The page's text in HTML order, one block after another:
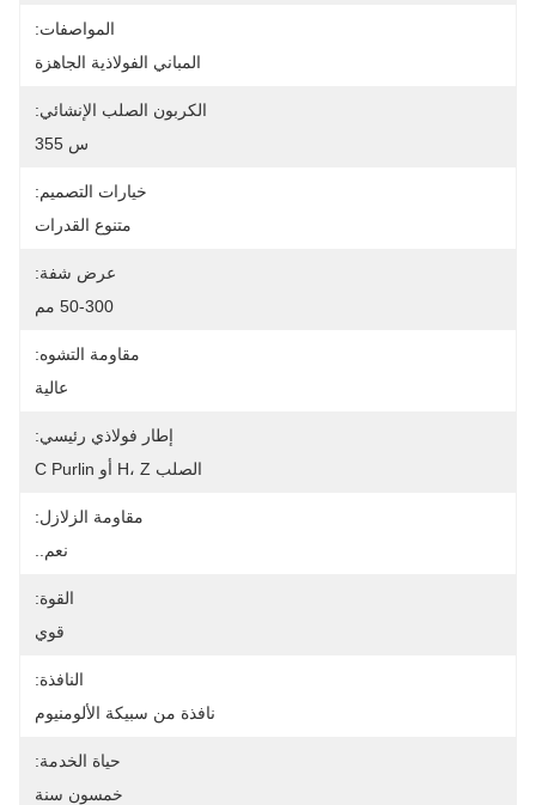
المواصفات:
المباني الفولاذية الجاهزة
الكربون الصلب الإنشائي:
س 355
خيارات التصميم:
متنوع القدرات
عرض شفة:
50-300 مم
مقاومة التشوه:
عالية
إطار فولاذي رئيسي:
الصلب H، Z أو C Purlin
مقاومة الزلازل:
نعم..
القوة:
قوي
النافذة:
نافذة من سبيكة الألومنيوم
حياة الخدمة:
خمسون سنة